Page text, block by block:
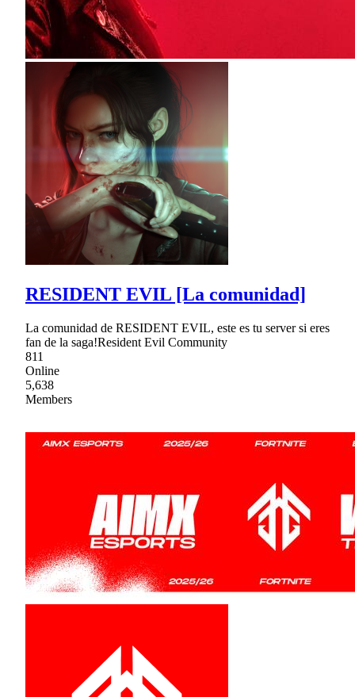
RESIDENT EVIL [La comunidad]
La comunidad de RESIDENT EVIL, este es tu server si eres
fan de la saga!Resident Evil Community
811
Online
5,638
Members